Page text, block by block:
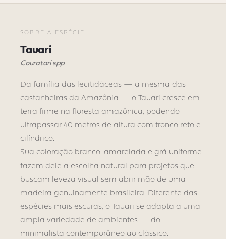
SOBRE A ESPÉCIE
Tauari
Couratari spp
Da família das lecitidáceas — a mesma das
castanheiras da Amazônia — o Tauari cresce em
terra firme na floresta amazônica, podendo
ultrapassar 40 metros de altura com tronco reto e
cilíndrico.
Sua coloração branco-amarelada e grã uniforme
fazem dele a escolha natural para projetos que
buscam leveza visual sem abrir mão de uma
madeira genuinamente brasileira. Diferente das
espécies mais escuras, o Tauari se adapta a uma
ampla variedade de ambientes — do
minimalista contemporâneo ao clássico.